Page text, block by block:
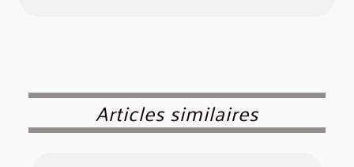
Articles similaires